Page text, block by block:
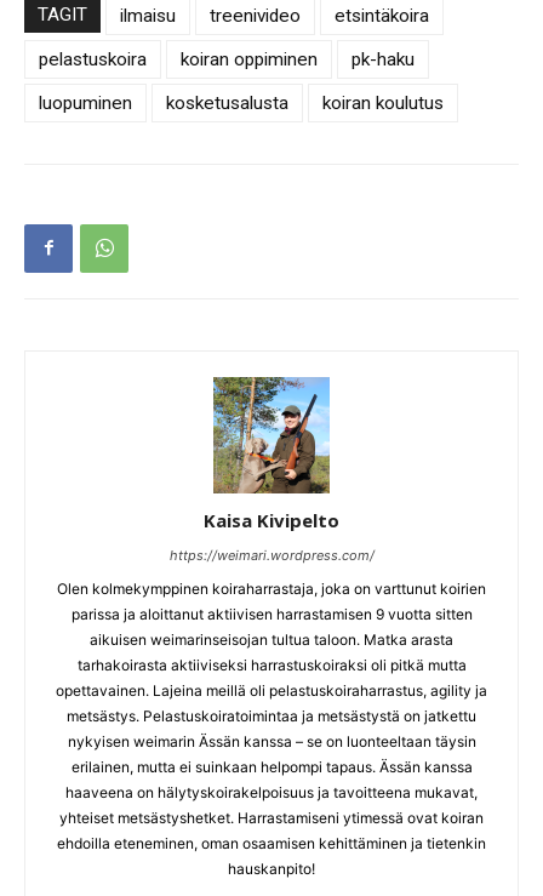
TAGIT ilmaisu treenivideo
etsintäkoira
pelastuskoira
koiran oppiminen
pk-haku
luopuminen
kosketusalusta koiran koulutus
Kaisa Kivipelto
https://weimari.wordpress.com/
Olen kolmekymppinen koiraharrastaja, joka on varttunut koirien
parissa ja aloittanut aktiivisen harrastamisen 9 vuotta sitten
aikuisen weimarinseisojan tultua taloon. Matka arasta
tarhakoirasta aktiiviseksi harrastuskoiraksi oli pitkä mutta
opettavainen. Lajeina meillä oli pelastuskoiraharrastus, agility ja
metsästys. Pelastuskoiratoimintaa ja metsästystä on jatkettu
nykyisen weimarin Ässän kanssa – se on luonteeltaan täysin
erilainen, mutta ei suinkaan helpompi tapaus. Ässän kanssa
haaveena on hälytyskoirakelpoisuus ja tavoitteena mukavat,
yhteiset metsästyshetket. Harrastamiseni ytimessä ovat koiran
ehdoilla eteneminen, oman osaamisen kehittäminen ja tietenkin
hauskanpito!